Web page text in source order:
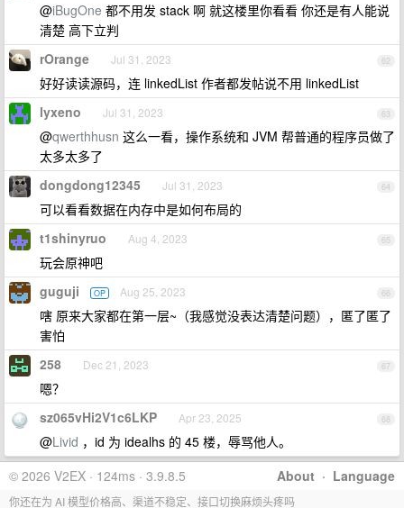
@iBugOne 都不用发 stack 啊 就这楼里你看看 你还是有人能说
清楚 高下立判
62
rOrange Jul 31, 2023
好好读读源码，连 linkedList 作者都发帖说不用 linkedList
63
lyxeno Jul 31, 2023
@qwerthhusn 这么一看，操作系统和 JVM 帮普通的程序员做了
太多太多了
64
dongdong12345 Jul 31, 2023
可以看看数据在内存中是如何布局的
65
t1shinyruo Aug 4, 2023
玩会原神吧
66
guguji OP Aug 25, 2023
嗐 原来大家都在第一层~（我感觉没表达清楚问题），匿了匿了
害怕
67
258 Dec 21, 2023
嗯？
68
sz065vHi2V1c6LKP Apr 23, 2025
@Livid ，id 为 idealhs 的 45 楼，辱骂他人。
About · Language
© 2026 V2EX · 124ms · 3.9.8.5
你还在为 AI 模型价格高、渠道不稳定、接口切换麻烦头疼吗